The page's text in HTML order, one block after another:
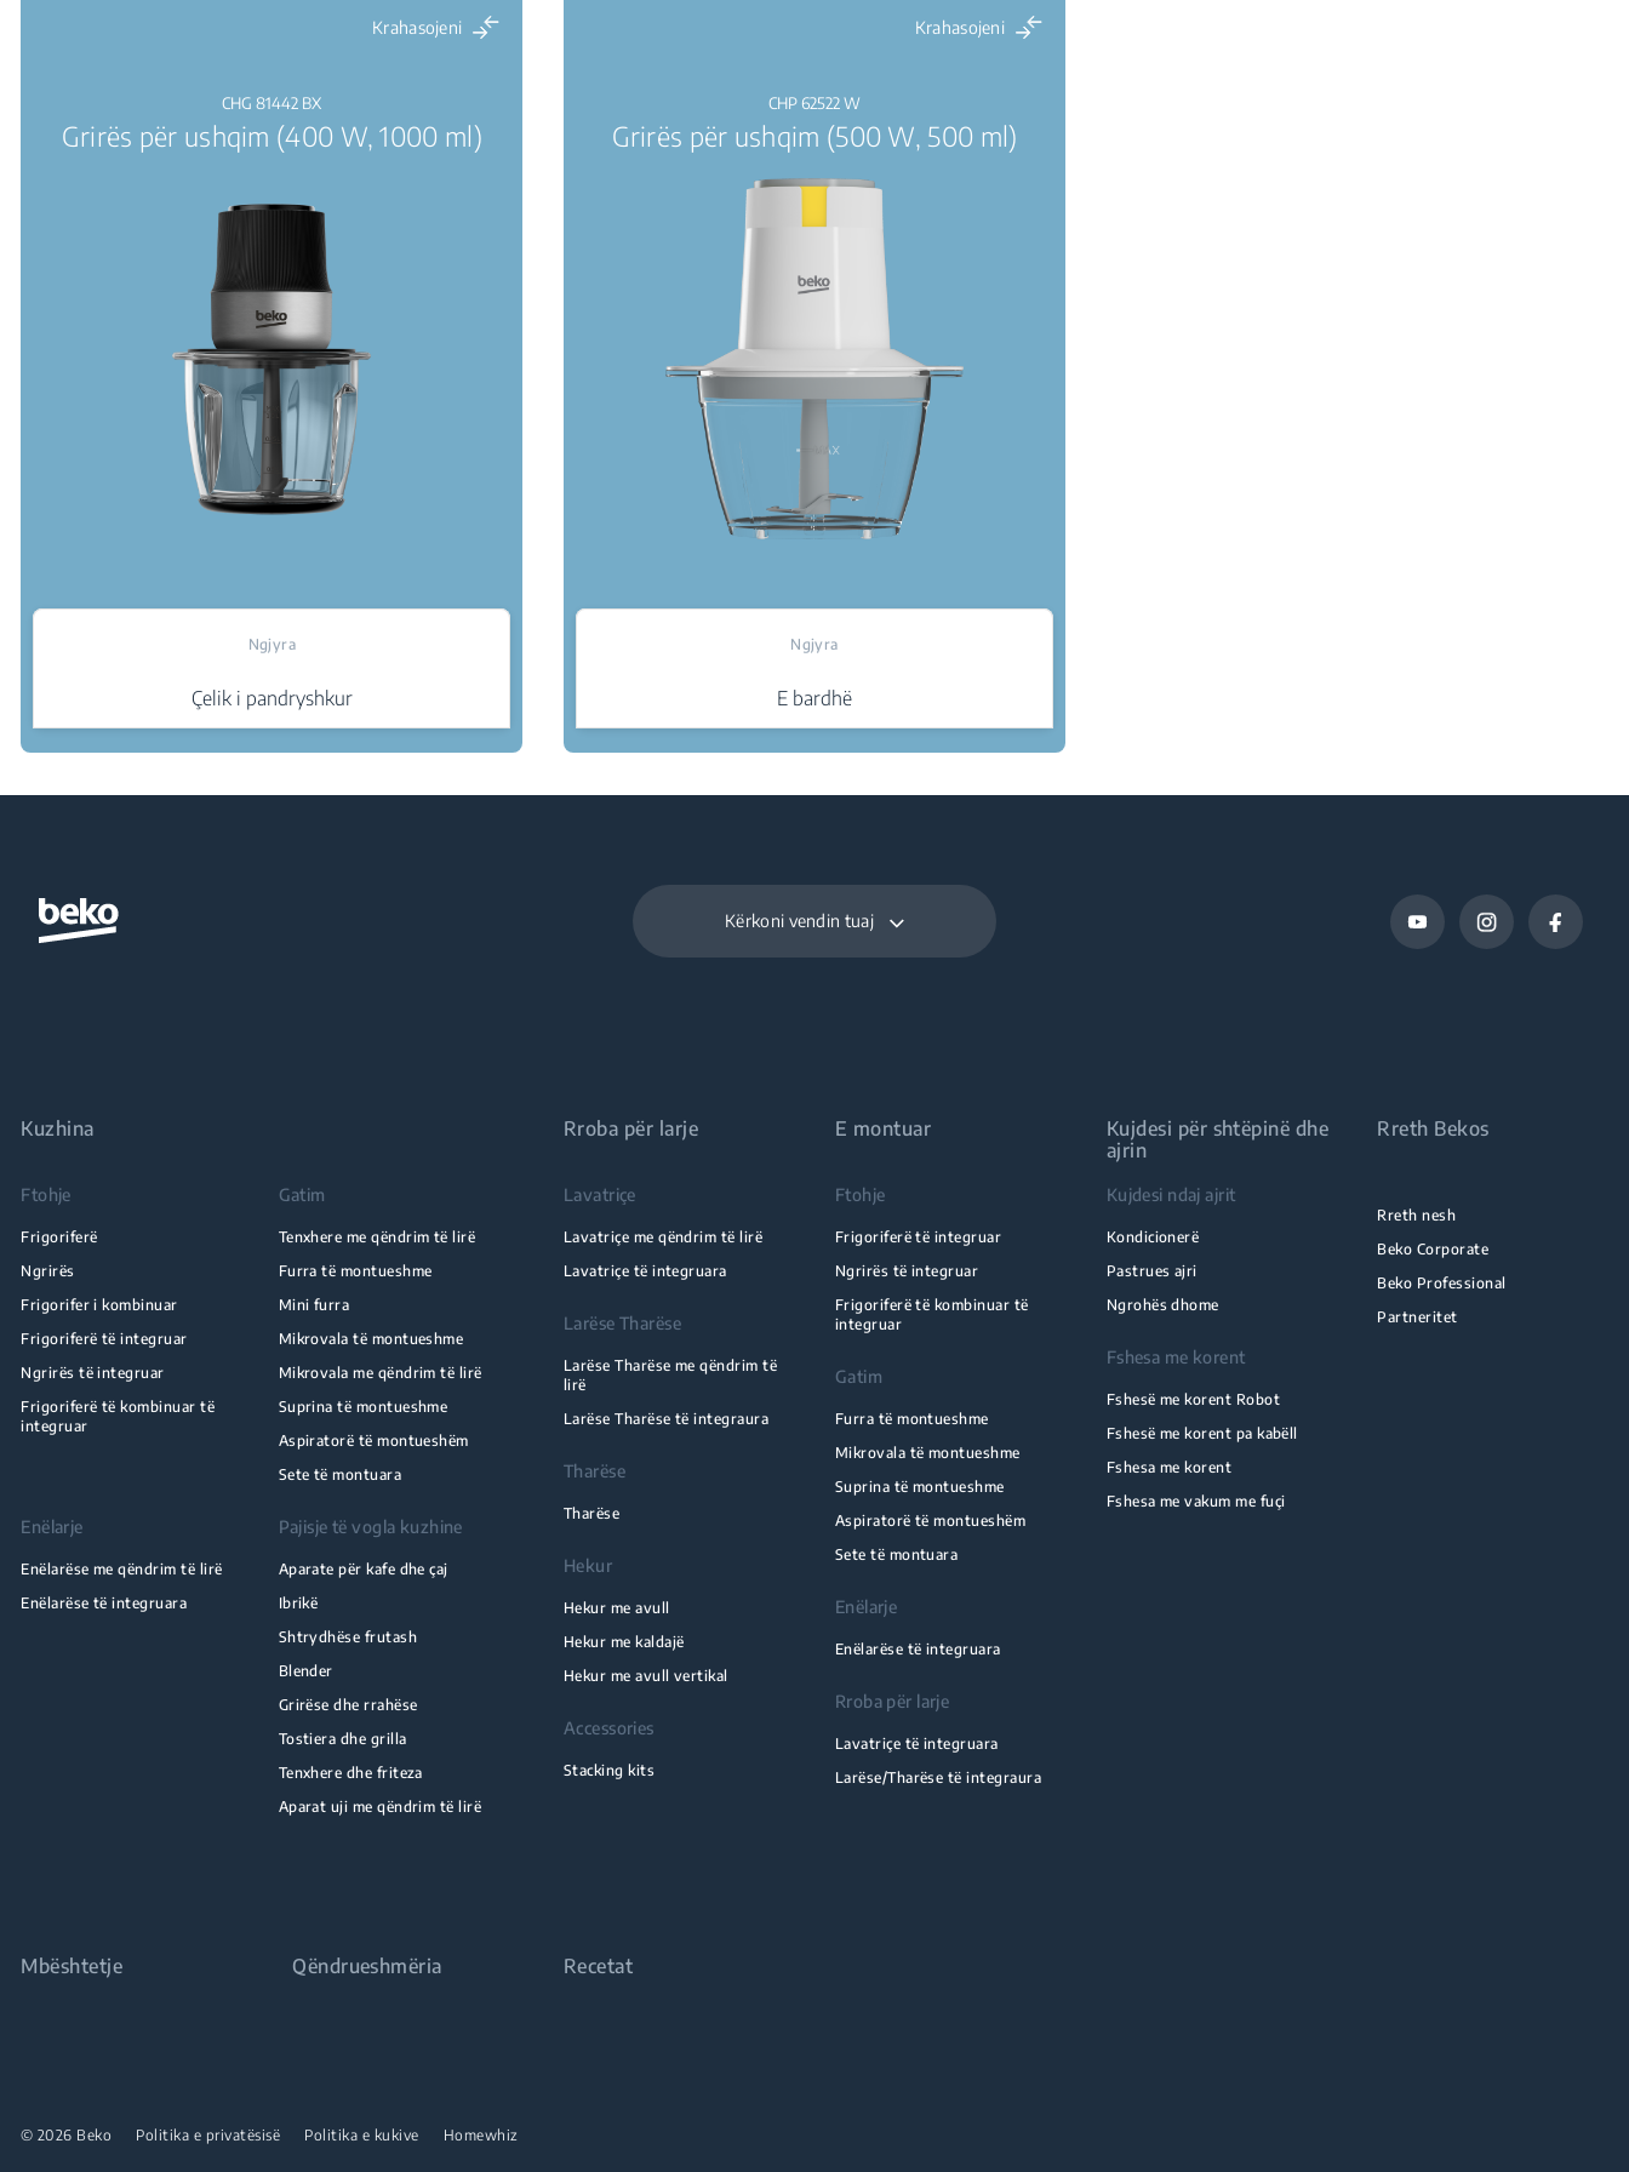
Krahasojeni
CHG 81442 BX
Grirës për ushqim (400 W, 1000 ml)
Ngjyra
Çelik i pandryshkur
Krahasojeni
CHP 62522 W
Grirës për ushqim (500 W, 500 ml)
Ngjyra
E bardhë
Kërkoni vendin tuaj
Kuzhina
Ftohje
Frigoriferë
Ngrirës
Frigorifer i kombinuar
Frigoriferë të integruar
Ngrirës të integruar
Frigoriferë të kombinuar të
integruar
Gatim
Tenxhere me qëndrim të lirë
Furra të montueshme
Mini furra
Mikrovala të montueshme
Mikrovala me qëndrim të lirë
Suprina të montueshme
Aspiratorë të montueshëm
Sete të montuara
Enëlarje
Enëlarëse me qëndrim të lirë
Enëlarëse të integruara
Pajisje të vogla kuzhine
Aparate për kafe dhe çaj
Ibrikë
Shtrydhëse frutash
Blender
Grirëse dhe rrahëse
Tostiera dhe grilla
Tenxhere dhe friteza
Aparat uji me qëndrim të lirë
Rroba për larje
Lavatriçe
Lavatriçe me qëndrim të lirë
Lavatriçe të integruara
Larëse Tharëse
Larëse Tharëse me qëndrim të
lirë
Larëse Tharëse të integraura
Tharëse
Tharëse
Hekur
Hekur me avull
Hekur me kaldajë
Hekur me avull vertikal
Accessories
Stacking kits
E montuar
Ftohje
Frigoriferë të integruar
Ngrirës të integruar
Frigoriferë të kombinuar të
integruar
Gatim
Furra të montueshme
Mikrovala të montueshme
Suprina të montueshme
Aspiratorë të montueshëm
Sete të montuara
Enëlarje
Enëlarëse të integruara
Rroba për larje
Lavatriçe të integruara
Larëse/Tharëse të integraura
Kujdesi për shtëpinë dhe
ajrin
Kujdesi ndaj ajrit
Kondicionerë
Pastrues ajri
Ngrohës dhome
Fshesa me korent
Fshesë me korent Robot
Fshesë me korent pa kabëll
Fshesa me korent
Fshesa me vakum me fuçi
Rreth Bekos
Rreth nesh
Beko Corporate
Beko Professional
Partneritet
Mbështetje Qëndrueshmëria Recetat
© 2026 Beko Politika e privatësisë Politika e kukive Homewhiz